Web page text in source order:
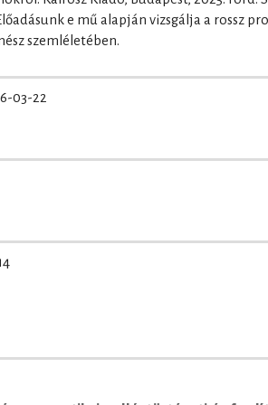
e mű alapján vizsgálja a rossz
szemléletében.
03-22